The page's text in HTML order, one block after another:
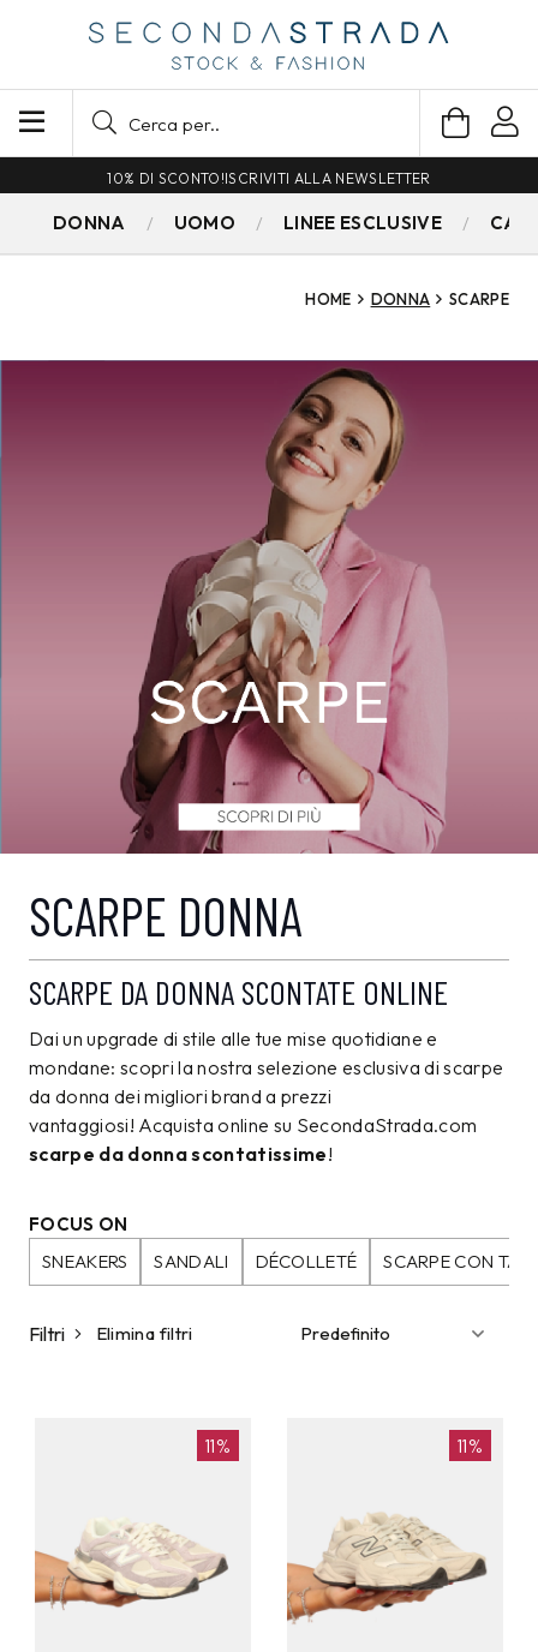
SPEDIZIONE GRATUITA PER ORDINI SUPERIORI A 79€
DONNA UOMO LINEE ESCLUSIVE
HOME DONNA SCARPE
SCARPE DONNA
SCARPE DA DONNA SCONTATE ONLINE
Dai un upgrade di stile alle tue mise quotidiane e
mondane: scopri la nostra selezione esclusiva di scarpe
da donna dei migliori brand a prezzi
vantaggiosi! Acquista online su SecondaStrada.com
scarpe da donna scontatissime!
FOCUS ON
SNEAKERS
SANDALI DÉCOLLETÉ SCARPE CON
Filtri Elimina filtri
11% 11%